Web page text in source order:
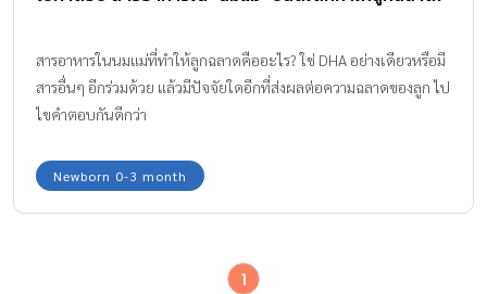
สารอาหารในนมแม่ที่ทำให้ลูกฉลาดคืออะไร? ใช่ DHA อย่างเดียวหรือมี
สารอื่นๆ อีกร่วมด้วย แล้วมีปัจจัยใดอีกที่ส่งผลต่อความฉลาดของลูก ไป
ไขคำตอบกันดีกว่า
Newborn 0-3 month
1